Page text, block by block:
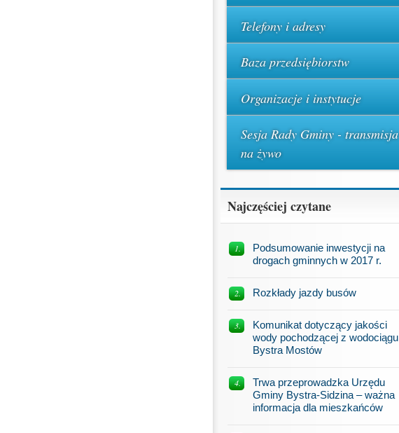
Telefony i adresy
Baza przedsiębiorstw
Organizacje i instytucje
Sesja Rady Gminy - transmisja
na żywo
Najczęściej czytane
Podsumowanie inwestycji na
drogach gminnych w 2017 r.
Rozkłady jazdy busów
Komunikat dotyczący jakości
wody pochodzącej z wodociągu
Bystra Mostów
Trwa przeprowadzka Urzędu
Gminy Bystra-Sidzina – ważna
informacja dla mieszkańców